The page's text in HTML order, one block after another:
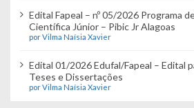
Edital Fapeal – nº 05/2026 Programa
Científica Júnior – Pibic Jr Alagoas
por Vilma Naísia Xavier
Edital 01/2026 Edufal/Fapeal – Edital
Teses e Dissertações
por Vilma Naísia Xavier